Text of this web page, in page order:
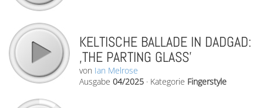
KELTISCHE BALLADE IN DADGAD:
‚THE PARTING GLASS’
von Ian Melrose
Ausgabe 04/2025 · Kategorie Fingerstyle